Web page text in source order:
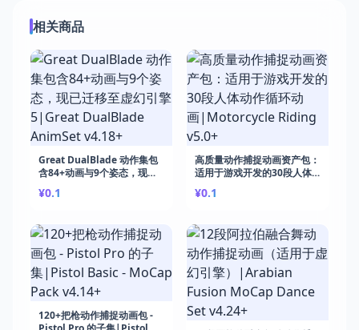
相关商品
Great DualBlade 动作集包
含84+动画与9个姿态，现已
DualBlade AnimSet v4.18+
¥0.1
高质量动作捕捉动画资产包：
适用于游戏开发的30段人体
Riding v5.0+
¥0.1
120+把枪动作捕捉动画包 -